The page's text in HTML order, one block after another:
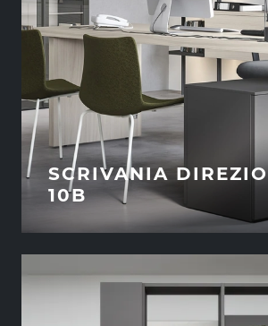
SCRIVANIA
10B